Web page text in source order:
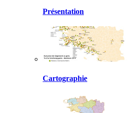
Présentation
Cartographie